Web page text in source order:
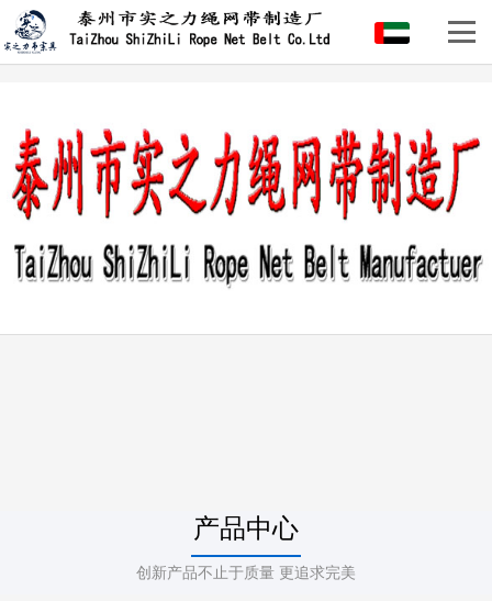
产品中心
创新产品不止于质量 更追求完美